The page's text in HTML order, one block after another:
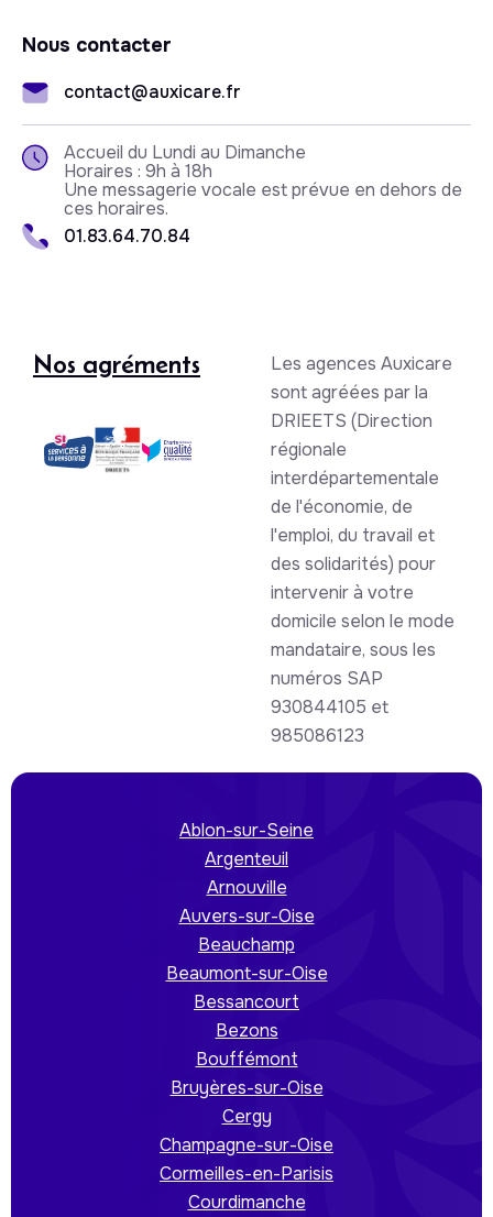
Nous contacter
contact@auxicare.fr
Accueil du Lundi au Dimanche
Horaires : 9h à 18h
Une messagerie vocale est prévue en dehors de
ces horaires.
01.83.64.70.84
Nos agréments
Les agences Auxicare
sont agréées par la
DRIEETS (Direction
régionale
interdépartementale
de l'économie, de
l'emploi, du travail et
des solidarités) pour
intervenir à votre
domicile selon le mode
mandataire, sous les
numéros SAP
930844105 et
985086123
Ablon-sur-Seine
Argenteuil
Arnouville
Auvers-sur-Oise
Beauchamp
Beaumont-sur-Oise
Bessancourt
Bezons
Bouffémont
Bruyères-sur-Oise
Cergy
Champagne-sur-Oise
Cormeilles-en-Parisis
Courdimanche